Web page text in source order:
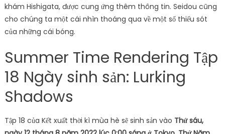
khám Hishigata, được cung ứng thêm thông tin. Seidou cũng
cho chúng ta một cái nhìn thoáng qua về một số thiếu sót
của những cái bóng.
Summer Time Rendering Tập
18 Ngày sinh sản: Lurking
Shadows
Tập 18 của Kết xuất thời kì mùa hè sẽ sinh sản vào Thứ sáu,